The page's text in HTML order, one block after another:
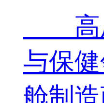
高压
与保
舱制